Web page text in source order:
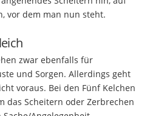
vor dem man nun steht.
zwar ebenfalls für
und Sorgen. Allerdings geht
voraus. Bei den Fünf Kelchen
das Scheitern oder Zerbrechen